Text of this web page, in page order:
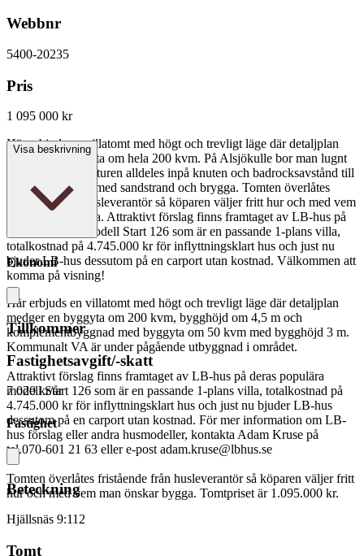
Webbnr
5400-20235
Pris
1 095 000 kr
Här erbjuds en villatomt med högt och trevligt läge där detaljplan
medger en byggyta om hela 200 kvm. På Alsjökulle bor man lugnt
och skönt med naturen alldeles inpå knuten och badrocksavstånd till
badplats i Alsjön med sandstrand och brygga. Tomten överlåtes
fristående från husleverantör så köparen väljer fritt hur och med vem
man önskar bygga. Attraktivt förslag finns framtaget av LB-hus på
deras populära modell Start 126 som är en passande 1-plans villa,
totalkostnad på 4.745.000 kr för inflyttningsklart hus och just nu
bjuder LB-hus dessutom på en carport utan kostnad. Välkommen att
komma på visning!
Här erbjuds en villatomt med högt och trevligt läge där detaljplan
medger en byggyta om 200 kvm, bygghöjd om 4,5 m och
komplementbyggnad med byggyta om 50 kvm med bygghöjd 3 m.
Kommunalt VA är under pågående utbyggnad i området.
Attraktivt förslag finns framtaget av LB-hus på deras populära
modell Start 126 som är en passande 1-plans villa, totalkostnad på
4.745.000 kr för inflyttningsklart hus och just nu bjuder LB-hus
dessutom på en carport utan kostnad. För mer information om LB-
hus förslag eller andra husmodeller, kontakta Adam Kruse på
tel.070-601 21 63 eller e-post adam.kruse@lbhus.se
Tomten överlåtes fristående från husleverantör så köparen väljer fritt
hur och med vem man önskar bygga. Tomtpriset är 1.095.000 kr.
Visa beskrivning
Ekonomi
Tillkommer
Fastighetsavgift/-skatt
7 020 kr/år
Fastighet
Beteckning
Hjällsnäs 9:112
Tomt